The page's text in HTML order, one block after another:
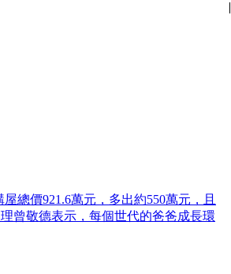
||
總價921.6萬元，多出約550萬元，且
曾敬德表示，每個世代的爸爸成長環
||||||||||